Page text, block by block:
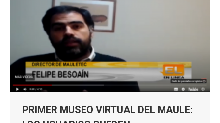
PRIMER MUSEO VIRTUAL DEL MAULE: